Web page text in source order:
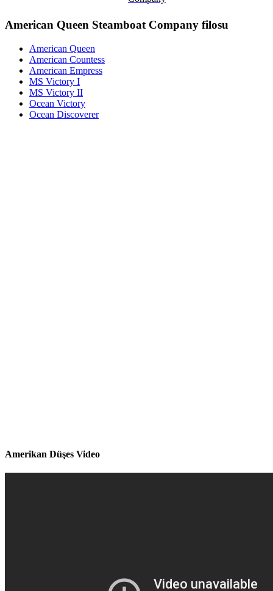
American Queen Steamboat Company filosu
American Queen
American Countess
American Empress
MS Victory I
MS Victory II
Ocean Victory
Ocean Discoverer
Amerikan Düşes Video